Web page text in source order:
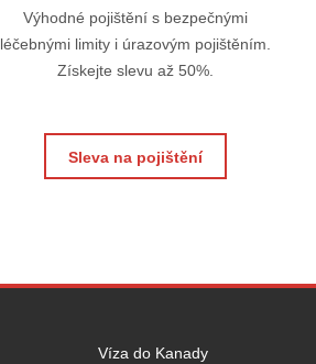
Výhodné pojištění s bezpečnými
léčebnými limity i úrazovým pojištěním.
Získejte slevu až 50%.
Sleva na pojištění
Víza do Kanady